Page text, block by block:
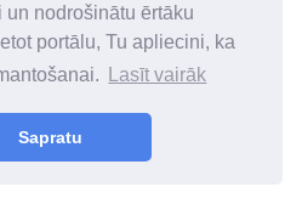
un nodrošinātu ērtāku
portālu, Tu apliecini, ka
Lasīt vairāk
Sapratu
SIA Birkenfelds